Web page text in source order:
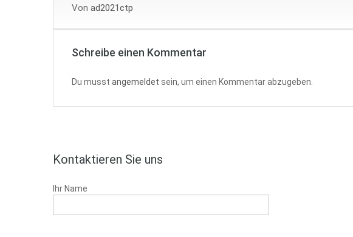
Von ad2021ctp
Schreibe einen Kommentar
Du musst angemeldet sein, um einen Kommentar abzugeben.
Kontaktieren Sie uns
Ihr Name